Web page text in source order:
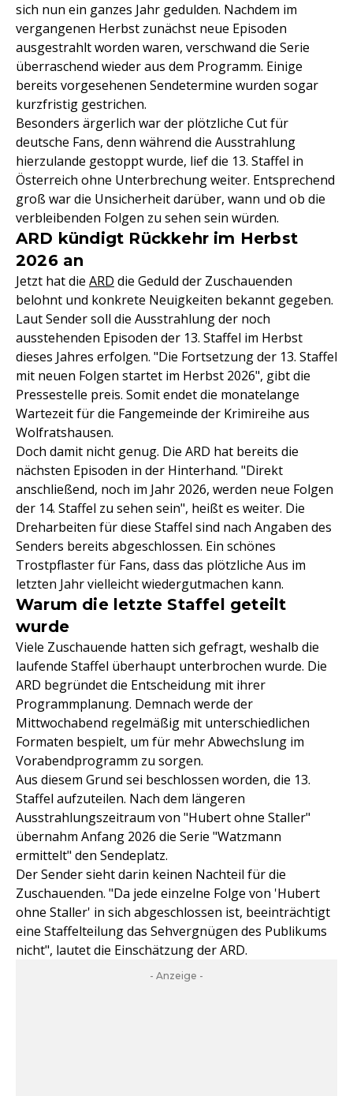
sich nun ein ganzes Jahr gedulden. Nachdem im
vergangenen Herbst zunächst neue Episoden
ausgestrahlt worden waren, verschwand die Serie
überraschend wieder aus dem Programm. Einige
bereits vorgesehenen Sendetermine wurden sogar
kurzfristig gestrichen.
Besonders ärgerlich war der plötzliche Cut für
deutsche Fans, denn während die Ausstrahlung
hierzulande gestoppt wurde, lief die 13. Staffel in
Österreich ohne Unterbrechung weiter. Entsprechend
groß war die Unsicherheit darüber, wann und ob die
verbleibenden Folgen zu sehen sein würden.
ARD kündigt Rückkehr im Herbst
2026 an
Jetzt hat die ARD die Geduld der Zuschauenden
belohnt und konkrete Neuigkeiten bekannt gegeben.
Laut Sender soll die Ausstrahlung der noch
ausstehenden Episoden der 13. Staffel im Herbst
dieses Jahres erfolgen. "Die Fortsetzung der 13. Staffel
mit neuen Folgen startet im Herbst 2026", gibt die
Pressestelle preis. Somit endet die monatelange
Wartezeit für die Fangemeinde der Krimireihe aus
Wolfratshausen.
Doch damit nicht genug. Die ARD hat bereits die
nächsten Episoden in der Hinterhand. "Direkt
anschließend, noch im Jahr 2026, werden neue Folgen
der 14. Staffel zu sehen sein", heißt es weiter. Die
Dreharbeiten für diese Staffel sind nach Angaben des
Senders bereits abgeschlossen. Ein schönes
Trostpflaster für Fans, dass das plötzliche Aus im
letzten Jahr vielleicht wiedergutmachen kann.
Warum die letzte Staffel geteilt
wurde
Viele Zuschauende hatten sich gefragt, weshalb die
laufende Staffel überhaupt unterbrochen wurde. Die
ARD begründet die Entscheidung mit ihrer
Programmplanung. Demnach werde der
Mittwochabend regelmäßig mit unterschiedlichen
Formaten bespielt, um für mehr Abwechslung im
Vorabendprogramm zu sorgen.
Aus diesem Grund sei beschlossen worden, die 13.
Staffel aufzuteilen. Nach dem längeren
Ausstrahlungszeitraum von "Hubert ohne Staller"
übernahm Anfang 2026 die Serie "Watzmann
ermittelt" den Sendeplatz.
Der Sender sieht darin keinen Nachteil für die
Zuschauenden. "Da jede einzelne Folge von 'Hubert
ohne Staller' in sich abgeschlossen ist, beeinträchtigt
eine Staffelteilung das Sehvergnügen des Publikums
nicht", lautet die Einschätzung der ARD.
- Anzeige -